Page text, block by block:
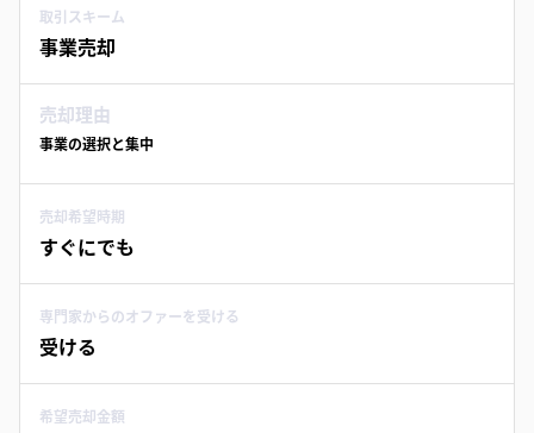
取引スキーム
事業売却
売却理由
事業の選択と集中
売却希望時期
すぐにでも
専門家からのオファーを受ける
受ける
希望売却金額